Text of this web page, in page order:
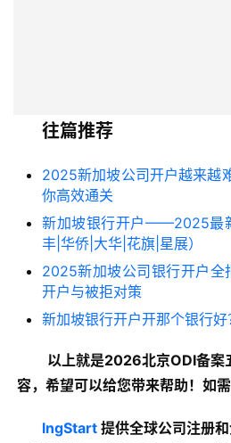
往篇推荐
2025新加坡公司开户越来越
你高效通关
新加坡银行开户——2025最
丰|华侨|大华|花旗|星展）
2025新加坡公司银行开户全
开户与被拒对策
新加坡银行开户开那个银行
以上就是2026北京ODI备案
容，希望可以给您带来帮助！如
lngStart 提供全球公司注册